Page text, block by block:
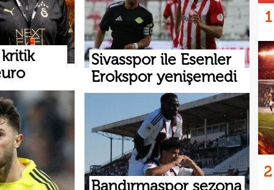
Sivasspor ile Esenler
Erokspor yenişemedi
Bandırmaspor sezona
1
2